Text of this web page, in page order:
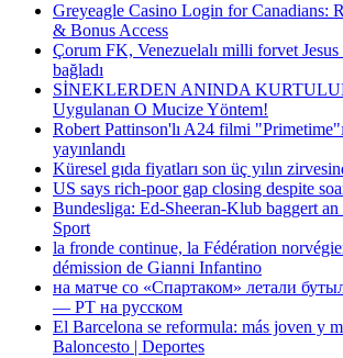
Greyeagle Casino Login for Canadians:
& Bonus Access
Çorum FK, Venezuelalı milli forvet
bağladı
SİNEKLERDEN ANINDA
Uygulanan O Mucize Yöntem!
Robert Pattinson'lı A24 filmi
yayınlandı
Küresel gıda fiyatları son üç yılın
US says rich-poor gap closing despite
Bundesliga: Ed-Sheeran-Klub baggert
Sport
la fronde continue, la Fédération
démission de Gianni Infantino
на матче со «Спартаком» летали
— РТ на русском
El Barcelona se reformula: más joven y
Baloncesto | Deportes